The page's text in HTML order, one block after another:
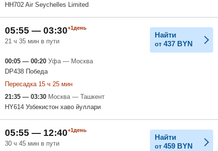
HH702 Air Seychelles Limited
05:55 — 03:30+1день
21 ч 35 мин в пути
Найти
от 437 BYN
00:05 — 00:20 Уфа — Москва
DP438 Победа
Пересадка 15 ч 25 мин
21:35 — 03:30 Москва — Ташкент
HY614 Узбекистон хаво йуллари
05:55 — 12:40+1день
30 ч 45 мин в пути
Найти
от 459 BYN